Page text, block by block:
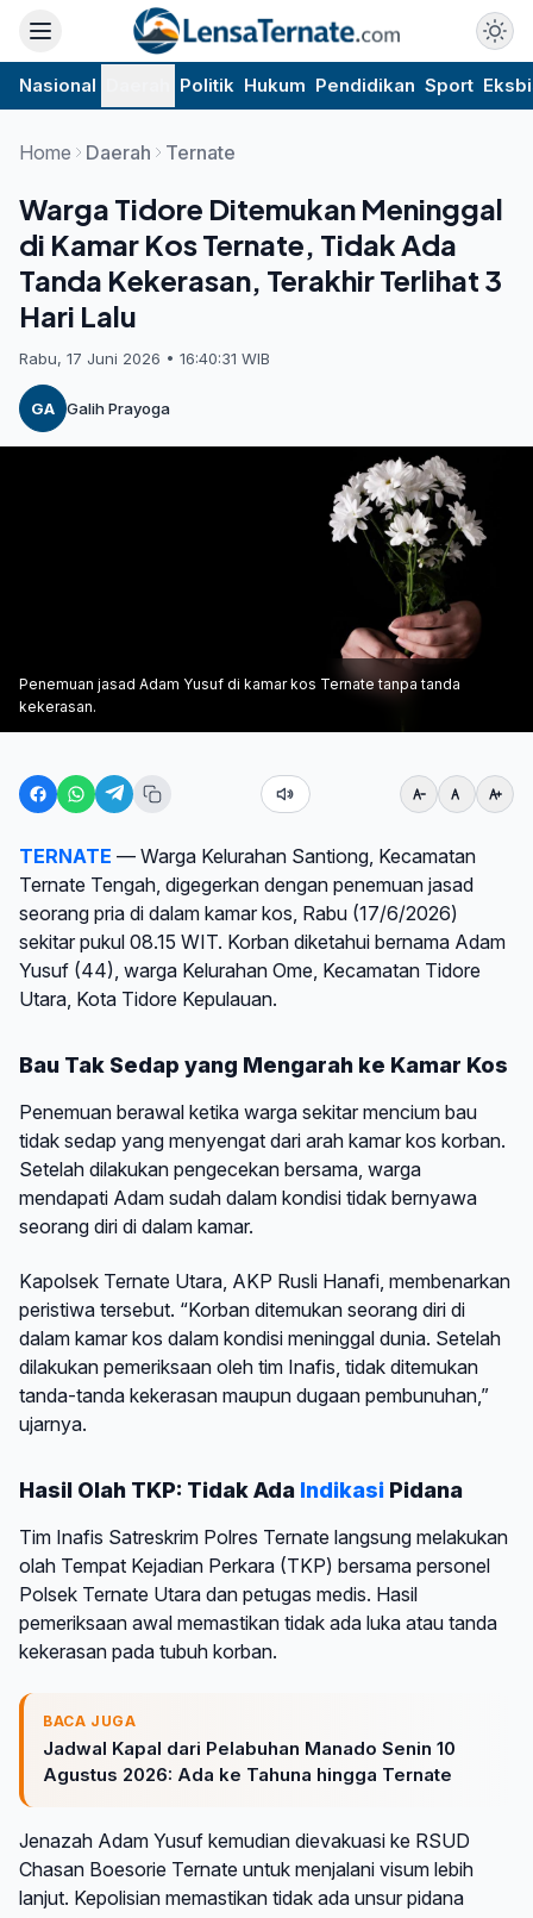
Nasional Politik Hukum Pendidikan Sport
Home Daerah Ternate
Warga Tidore Ditemukan Meninggal
di Kamar Kos Ternate, Tidak Ada
Tanda Kekerasan, Terakhir Terlihat 3
Hari Lalu
Rabu, 17 Juni 2026 • 16:40:31 WIB
GA Galih Prayoga
Penemuan jasad Adam Yusuf di kamar kos Ternate tanpa tanda
kekerasan.
TERNATE — Warga Kelurahan Santiong, Kecamatan
Ternate Tengah, digegerkan dengan penemuan jasad
seorang pria di dalam kamar kos, Rabu (17/6/2026)
sekitar pukul 08.15 WIT. Korban diketahui bernama Adam
Yusuf (44), warga Kelurahan Ome, Kecamatan Tidore
Utara, Kota Tidore Kepulauan.
Bau Tak Sedap yang Mengarah ke Kamar Kos
Penemuan berawal ketika warga sekitar mencium bau
tidak sedap yang menyengat dari arah kamar kos korban.
Setelah dilakukan pengecekan bersama, warga
mendapati Adam sudah dalam kondisi tidak bernyawa
seorang diri di dalam kamar.
Kapolsek Ternate Utara, AKP Rusli Hanafi, membenarkan
peristiwa tersebut. “Korban ditemukan seorang diri di
dalam kamar kos dalam kondisi meninggal dunia. Setelah
dilakukan pemeriksaan oleh tim Inafis, tidak ditemukan
tanda-tanda kekerasan maupun dugaan pembunuhan,”
ujarnya.
Hasil Olah TKP: Tidak Ada Indikasi Pidana
Tim Inafis Satreskrim Polres Ternate langsung melakukan
olah Tempat Kejadian Perkara (TKP) bersama personel
Polsek Ternate Utara dan petugas medis. Hasil
pemeriksaan awal memastikan tidak ada luka atau tanda
kekerasan pada tubuh korban.
BACA JUGA
Jadwal Kapal dari Pelabuhan Manado Senin 10
Agustus 2026: Ada ke Tahuna hingga Ternate
Jenazah Adam Yusuf kemudian dievakuasi ke RSUD
Chasan Boesorie Ternate untuk menjalani visum lebih
lanjut. Kepolisian memastikan tidak ada unsur pidana